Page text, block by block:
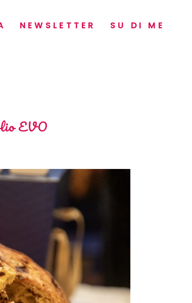
NEWSLETTER SU DI ME
EVO